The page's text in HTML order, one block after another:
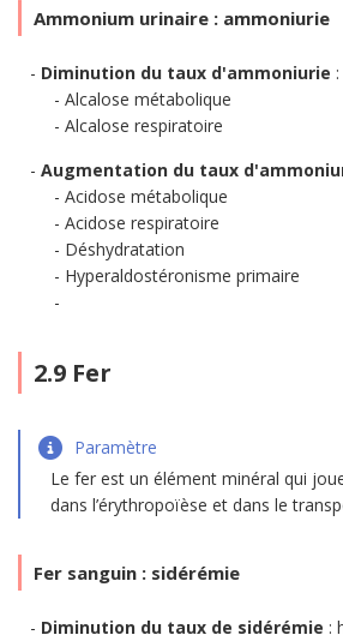
Ammonium urinaire : ammoniurie
Diminution du taux d'ammoniurie
Alcalose métabolique
Alcalose respiratoire
Augmentation du taux
Acidose métabolique
Acidose respiratoire
Déshydratation
Hyperaldostéronisme primaire
2.9 Fer
Paramètre
Le fer est un élément minéral qui
dans l’érythropoïèse et dans le
Fer sanguin : sidérémie
Diminution du taux de sidérémie :